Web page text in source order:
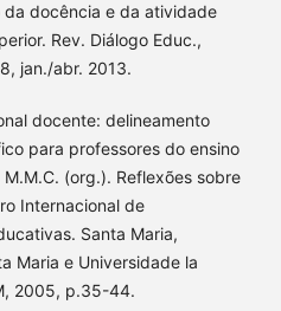
docência e da atividade
Rev. Diálogo Educ.,
jan./abr. 2013.
docente: delineamento
para professores do ensino
(org.). Reflexões sobre
Internacional de
Santa Maria,
Maria e Universidade la
2005, p.35-44.